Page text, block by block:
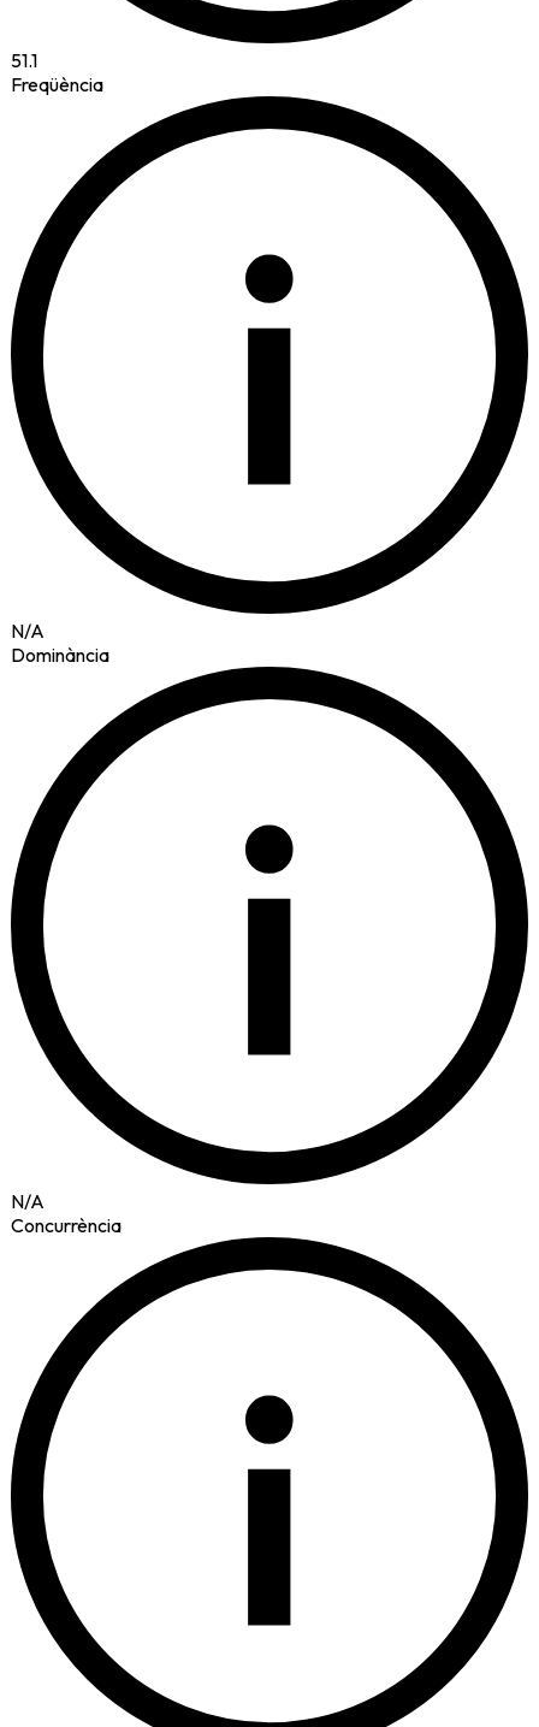
51.1
Freqüència
i
N/A
Dominància
i
N/A
Concurrència
i